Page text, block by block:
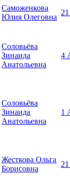
Саможенкова
Юлия Олеговна
Соловьёва
Зинаида
Анатольевна
4
Соловьёва
Зинаида
Анатольевна
1
Жесткова Ольга
Борисовна